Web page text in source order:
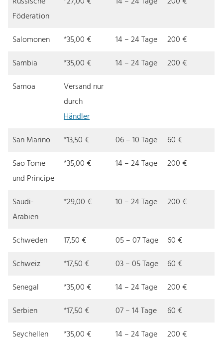
Föderation
Salomonen *35,00 € 14 – 24 Tage
200 €
Sambia
*35,00 € 14 – 24 Tage
200 €
Samoa
Versand nur
durch
Händler
San Marino
*13,50 € 06 – 10 Tage
60 €
Sao Tome
und Principe
*35,00 € 14 – 24 Tage 200 €
Saudi-
Arabien
*29,00 € 10 – 24 Tage 200 €
Schweden 17,50 € 05 – 07 Tage
60 €
Schweiz
*17,50 € 03 – 05 Tage
60 €
Senegal
*35,00 € 14 – 24 Tage
200 €
Serbien
*17,50 € 07 – 14 Tage
60 €
Seychellen
*35,00 € 14 – 24 Tage
200 €